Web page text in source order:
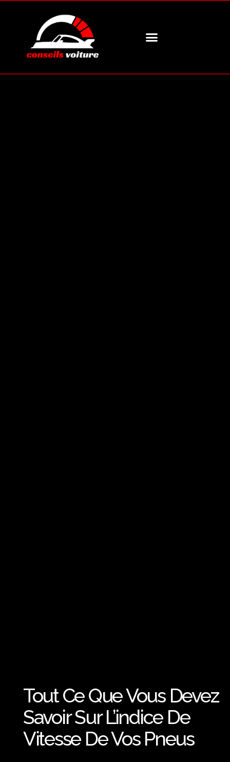
Tout Ce Que Vous Devez
Savoir Sur L’indice De
Vitesse De Vos Pneus